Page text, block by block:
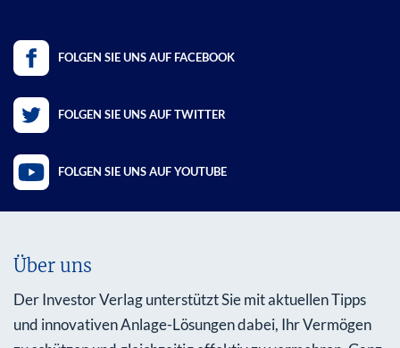
FOLGEN SIE UNS AUF FACEBOOK
FOLGEN SIE UNS AUF TWITTER
FOLGEN SIE UNS AUF YOUTUBE
Über uns
Der Investor Verlag unterstützt Sie mit aktuellen Tipps
und innovativen Anlage-Lösungen dabei, Ihr Vermögen